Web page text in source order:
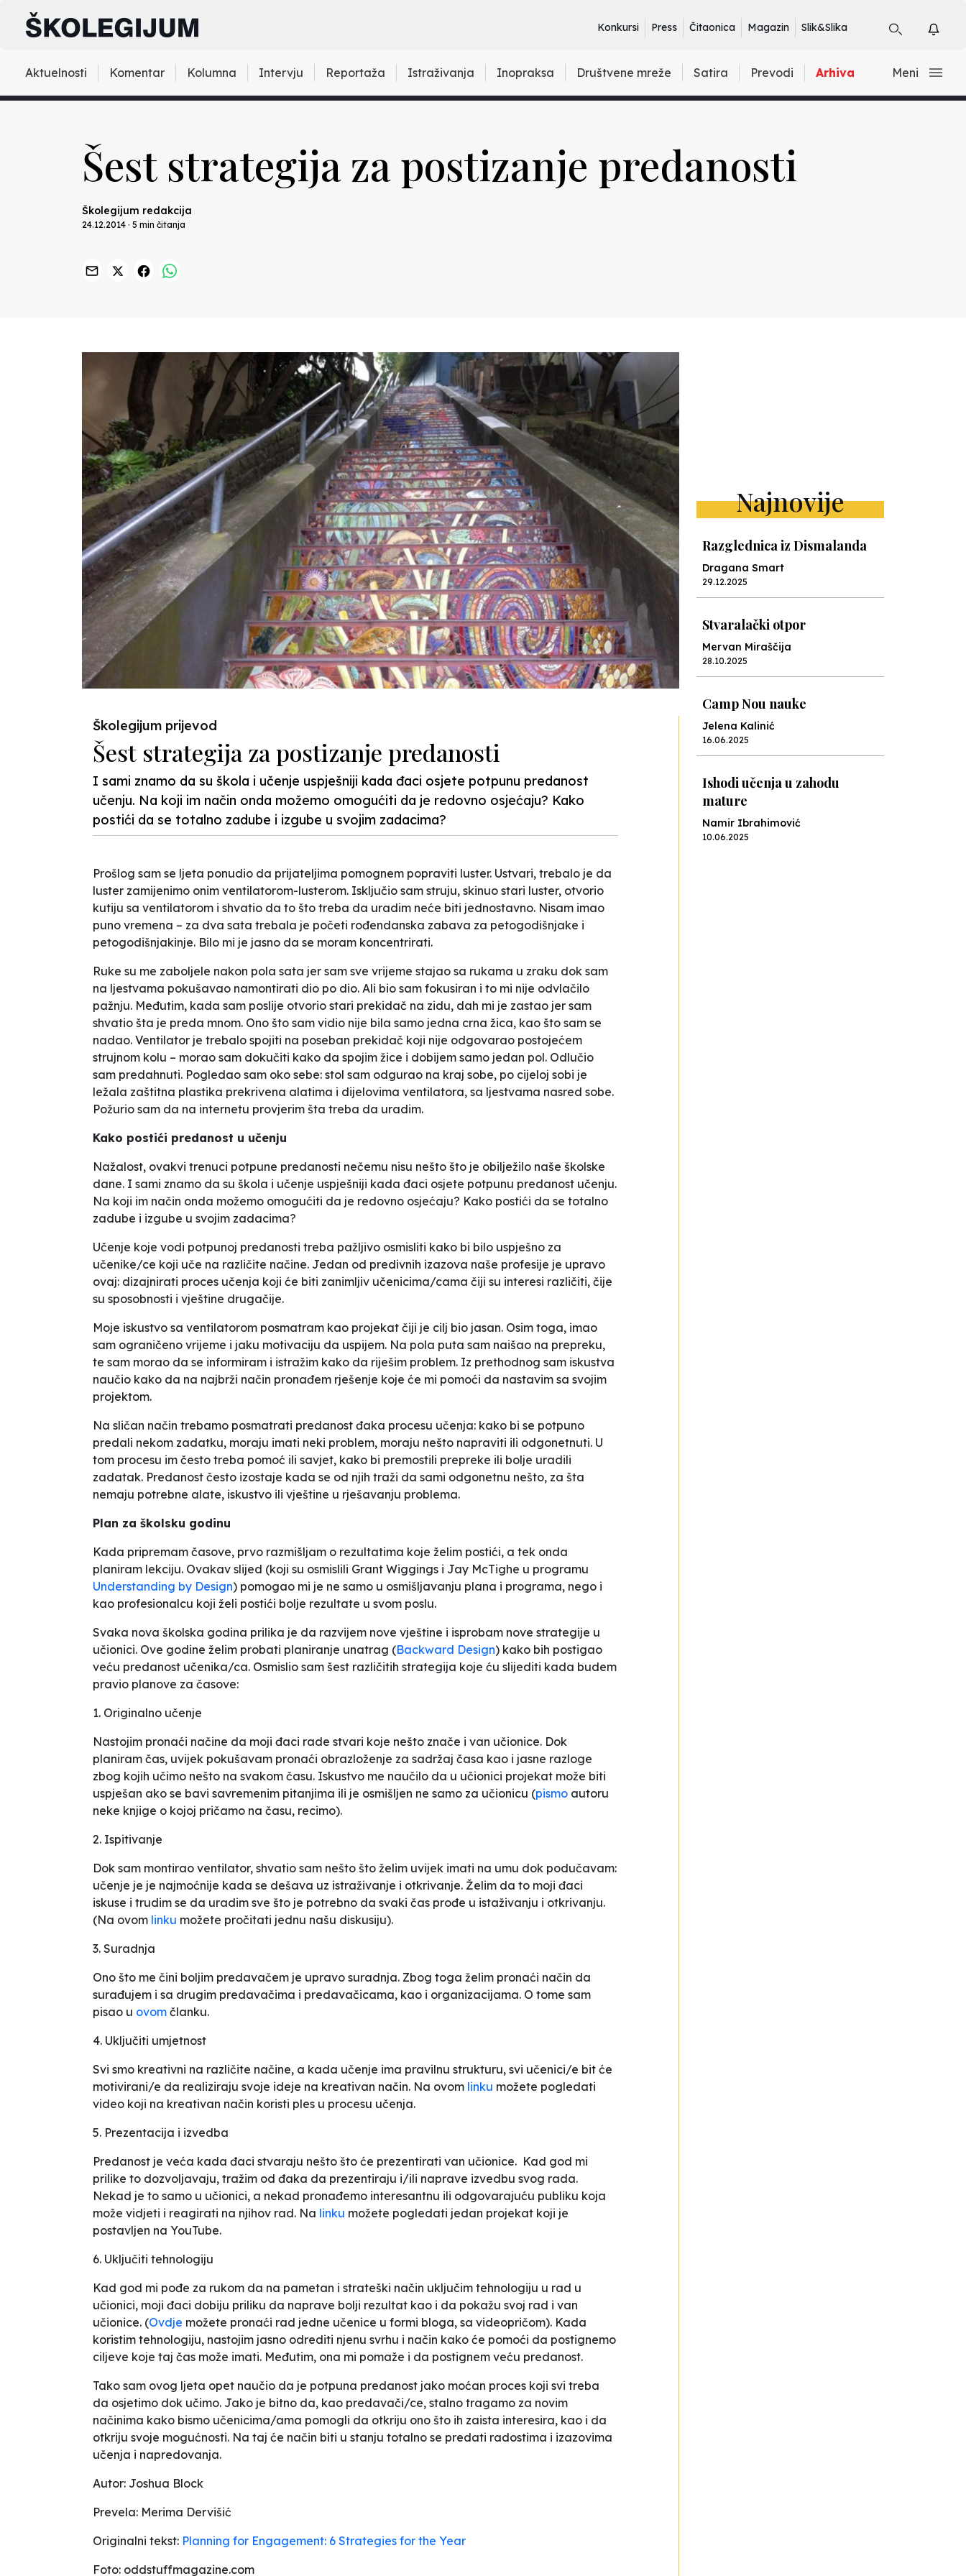
Konkursi Press Čitaonica Magazin Slik&Slika
Aktuelnosti Komentar Kolumna Intervju Reportaža Istraživanja Inopraksa Društvene mreže Satira Prevodi Arhiva Meni
Šest strategija za postizanje predanosti
Školegijum redakcija
24.12.2014 · 5 min čitanja
Školegijum prijevod
Šest strategija za postizanje predanosti
I sami znamo da su škola i učenje uspješniji kada đaci osjete potpunu predanost
učenju. Na koji im način onda možemo omogućiti da je redovno osjećaju? Kako
postići da se totalno zadube i izgube u svojim zadacima?
Prošlog sam se ljeta ponudio da prijateljima pomognem popraviti luster. Ustvari, trebalo je da
luster zamijenimo onim ventilatorom-lusterom. Isključio sam struju, skinuo stari luster, otvorio
kutiju sa ventilatorom i shvatio da to što treba da uradim neće biti jednostavno. Nisam imao
puno vremena – za dva sata trebala je početi rođendanska zabava za petogodišnjake i
petogodišnjakinje. Bilo mi je jasno da se moram koncentrirati.
Ruke su me zaboljele nakon pola sata jer sam sve vrijeme stajao sa rukama u zraku dok sam
na ljestvama pokušavao namontirati dio po dio. Ali bio sam fokusiran i to mi nije odvlačilo
pažnju. Međutim, kada sam poslije otvorio stari prekidač na zidu, dah mi je zastao jer sam
shvatio šta je preda mnom. Ono što sam vidio nije bila samo jedna crna žica, kao što sam se
nadao. Ventilator je trebalo spojiti na poseban prekidač koji nije odgovarao postojećem
strujnom kolu – morao sam dokučiti kako da spojim žice i dobijem samo jedan pol. Odlučio
sam predahnuti. Pogledao sam oko sebe: stol sam odgurao na kraj sobe, po cijeloj sobi je
ležala zaštitna plastika prekrivena alatima i dijelovima ventilatora, sa ljestvama nasred sobe.
Požurio sam da na internetu provjerim šta treba da uradim.
Kako postići predanost u učenju
Nažalost, ovakvi trenuci potpune predanosti nečemu nisu nešto što je obilježilo naše školske
dane. I sami znamo da su škola i učenje uspješniji kada đaci osjete potpunu predanost učenju.
Na koji im način onda možemo omogućiti da je redovno osjećaju? Kako postići da se totalno
zadube i izgube u svojim zadacima?
Učenje koje vodi potpunoj predanosti treba pažljivo osmisliti kako bi bilo uspješno za
učenike/ce koji uče na različite načine. Jedan od predivnih izazova naše profesije je upravo
ovaj: dizajnirati proces učenja koji će biti zanimljiv učenicima/cama čiji su interesi različiti, čije
su sposobnosti i vještine drugačije.
Moje iskustvo sa ventilatorom posmatram kao projekat čiji je cilj bio jasan. Osim toga, imao
sam ograničeno vrijeme i jaku motivaciju da uspijem. Na pola puta sam naišao na prepreku,
te sam morao da se informiram i istražim kako da riješim problem. Iz prethodnog sam iskustva
naučio kako da na najbrži način pronađem rješenje koje će mi pomoći da nastavim sa svojim
projektom.
Na sličan način trebamo posmatrati predanost đaka procesu učenja: kako bi se potpuno
predali nekom zadatku, moraju imati neki problem, moraju nešto napraviti ili odgonetnuti. U
tom procesu im često treba pomoć ili savjet, kako bi premostili prepreke ili bolje uradili
zadatak. Predanost često izostaje kada se od njih traži da sami odgonetnu nešto, za šta
nemaju potrebne alate, iskustvo ili vještine u rješavanju problema.
Plan za školsku godinu
Kada pripremam časove, prvo razmišljam o rezultatima koje želim postići, a tek onda
planiram lekciju. Ovakav slijed (koji su osmislili Grant Wiggings i Jay McTighe u programu
Understanding by Design) pomogao mi je ne samo u osmišljavanju plana i programa, nego i
kao profesionalcu koji želi postići bolje rezultate u svom poslu.
Svaka nova školska godina prilika je da razvijem nove vještine i isprobam nove strategije u
učionici. Ove godine želim probati planiranje unatrag (Backward Design) kako bih postigao
veću predanost učenika/ca. Osmislio sam šest različitih strategija koje ću slijediti kada budem
pravio planove za časove:
1. Originalno učenje
Nastojim pronaći načine da moji đaci rade stvari koje nešto znače i van učionice. Dok
planiram čas, uvijek pokušavam pronaći obrazloženje za sadržaj časa kao i jasne razloge
zbog kojih učimo nešto na svakom času. Iskustvo me naučilo da u učionici projekat može biti
uspješan ako se bavi savremenim pitanjima ili je osmišljen ne samo za učionicu (pismo autoru
neke knjige o kojoj pričamo na času, recimo).
2. Ispitivanje
Dok sam montirao ventilator, shvatio sam nešto što želim uvijek imati na umu dok podučavam:
učenje je je najmoćnije kada se dešava uz istraživanje i otkrivanje. Želim da to moji đaci
iskuse i trudim se da uradim sve što je potrebno da svaki čas prođe u istaživanju i otkrivanju.
(Na ovom linku možete pročitati jednu našu diskusiju).
3. Suradnja
Ono što me čini boljim predavačem je upravo suradnja. Zbog toga želim pronaći način da
surađujem i sa drugim predavačima i predavačicama, kao i organizacijama. O tome sam
pisao u ovom članku.
4. Uključiti umjetnost
Svi smo kreativni na različite načine, a kada učenje ima pravilnu strukturu, svi učenici/e bit će
motivirani/e da realiziraju svoje ideje na kreativan način. Na ovom linku možete pogledati
video koji na kreativan način koristi ples u procesu učenja.
5. Prezentacija i izvedba
Predanost je veća kada đaci stvaraju nešto što će prezentirati van učionice. Kad god mi
prilike to dozvoljavaju, tražim od đaka da prezentiraju i/ili naprave izvedbu svog rada.
Nekad je to samo u učionici, a nekad pronađemo interesantnu ili odgovarajuću publiku koja
može vidjeti i reagirati na njihov rad. Na linku možete pogledati jedan projekat koji je
postavljen na YouTube.
6. Uključiti tehnologiju
Kad god mi pođe za rukom da na pametan i strateški način uključim tehnologiju u rad u
učionici, moji đaci dobiju priliku da naprave bolji rezultat kao i da pokažu svoj rad i van
učionice. (Ovdje možete pronaći rad jedne učenice u formi bloga, sa videopričom). Kada
koristim tehnologiju, nastojim jasno odrediti njenu svrhu i način kako će pomoći da postignemo
ciljeve koje taj čas može imati. Međutim, ona mi pomaže i da postignem veću predanost.
Tako sam ovog ljeta opet naučio da je potpuna predanost jako moćan proces koji svi treba
da osjetimo dok učimo. Jako je bitno da, kao predavači/ce, stalno tragamo za novim
načinima kako bismo učenicima/ama pomogli da otkriju ono što ih zaista interesira, kao i da
otkriju svoje mogućnosti. Na taj će način biti u stanju totalno se predati radostima i izazovima
učenja i napredovanja.
Autor: Joshua Block
Prevela: Merima Dervišić
Originalni tekst: Planning for Engagement: 6 Strategies for the Year
Foto: oddstuffmagazine.com
Najnovije
Razglednica iz Dismalanda
Dragana Smart
29.12.2025
Stvaralački otpor
Mervan Miraščija
28.10.2025
Camp Nou nauke
Jelena Kalinić
16.06.2025
Ishodi učenja u zahodu
mature
Namir Ibrahimović
10.06.2025